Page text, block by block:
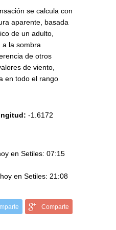
se calcula con
aparente, basada
de un adulto,
a la sombra
de otros
de viento,
en todo el rango
-1.6172
en Setiles: 07:15
en Setiles: 21:08
Comparte